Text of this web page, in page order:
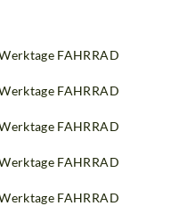
FAHRRAD
FAHRRAD
FAHRRAD
FAHRRAD
FAHRRAD